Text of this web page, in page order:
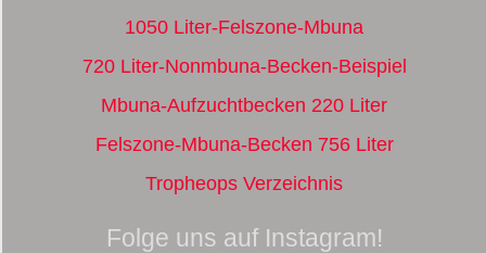
1050 Liter-Felszone-Mbuna
720 Liter-Nonmbuna-Becken-Beispiel
Mbuna-Aufzuchtbecken 220 Liter
Felszone-Mbuna-Becken 756 Liter
Tropheops Verzeichnis
Folge uns auf Instagram!